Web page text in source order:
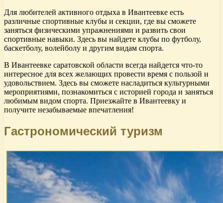
Для любителей активного отдыха в Ивантеевке есть
различные спортивные клубы и секции, где вы сможете
заняться физическими упражнениями и развить свои
спортивные навыки. Здесь вы найдете клубы по футболу,
баскетболу, волейболу и другим видам спорта.
В Ивантеевке саратовской области всегда найдется что-то
интересное для всех желающих провести время с пользой и
удовольствием. Здесь вы сможете насладиться культурными
мероприятиями, познакомиться с историей города и заняться
любимым видом спорта. Приезжайте в Ивантеевку и
получите незабываемые впечатления!
Гастрономический туризм